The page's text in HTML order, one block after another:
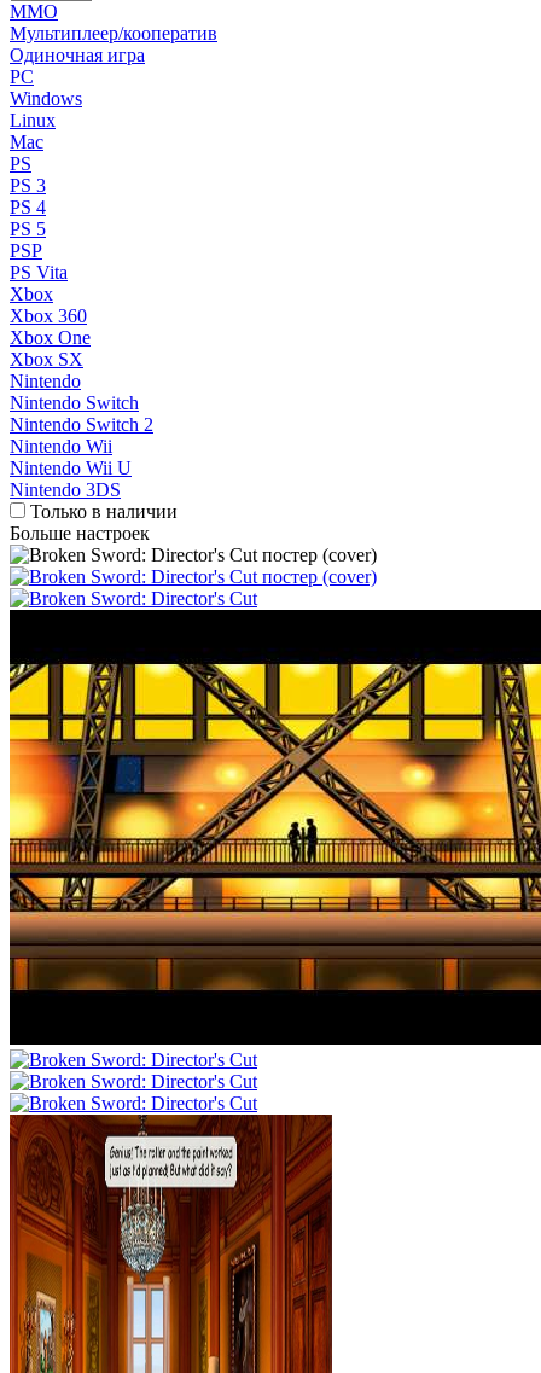
MMO
Мультиплеер/кооператив
Одиночная игра
PC
Windows
Linux
Mac
PS
PS 3
PS 4
PS 5
PSP
PS Vita
Xbox
Xbox 360
Xbox One
Xbox SX
Nintendo
Nintendo Switch
Nintendo Switch 2
Nintendo Wii
Nintendo Wii U
Nintendo 3DS
Только в наличии
Больше настроек